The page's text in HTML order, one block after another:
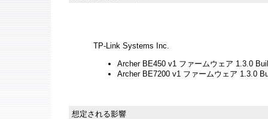
TP-Link Systems Inc.
Archer BE450 v1 ファームウェア 1.3.0
Archer BE7200 v1 ファームウェア 1.3.0
想定される影響